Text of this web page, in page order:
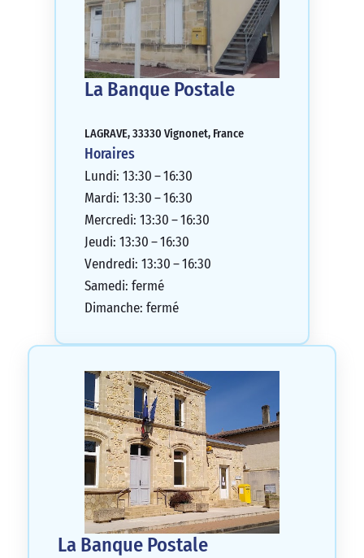
La Banque Postale
LAGRAVE, 33330 Vignonet, France
Horaires
Lundi: 13:30 – 16:30
Mardi: 13:30 – 16:30
Mercredi: 13:30 – 16:30
Jeudi: 13:30 – 16:30
Vendredi: 13:30 – 16:30
Samedi: fermé
Dimanche: fermé
La Banque Postale